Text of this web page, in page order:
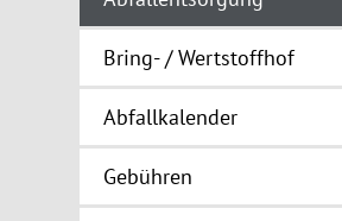
Bring- / Wertstoffhof
Abfallkalender
Gebühren